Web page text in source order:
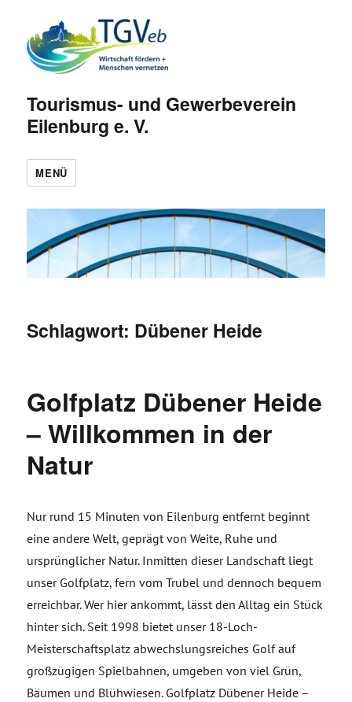
Tourismus- und Gewerbeverein
Eilenburg e. V.
MENÜ
Schlagwort: Dübener Heide
Golfplatz Dübener Heide
– Willkommen in der
Natur
Nur rund 15 Minuten von Eilenburg entfernt beginnt
eine andere Welt, geprägt von Weite, Ruhe und
ursprünglicher Natur. Inmitten dieser Landschaft liegt
unser Golfplatz, fern vom Trubel und dennoch bequem
erreichbar. Wer hier ankommt, lässt den Alltag ein Stück
hinter sich. Seit 1998 bietet unser 18-Loch-
Meisterschaftsplatz abwechslungsreiches Golf auf
großzügigen Spielbahnen, umgeben von viel Grün,
Bäumen und Blühwiesen. Golfplatz Dübener Heide –